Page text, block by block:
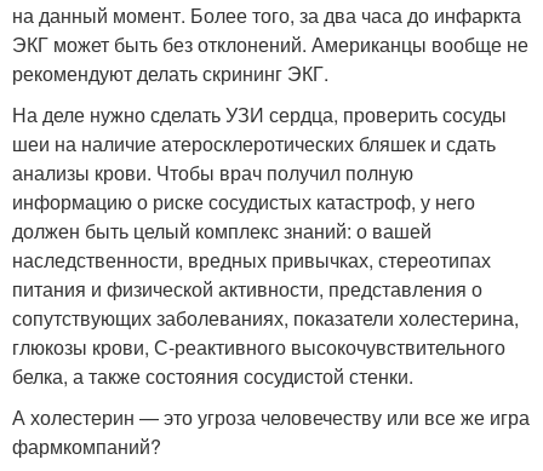
на данный момент. Более того, за два часа до инфаркта
ЭКГ может быть без отклонений. Американцы вообще не
рекомендуют делать скрининг ЭКГ.
На деле нужно сделать УЗИ сердца, проверить сосуды
шеи на наличие атеросклеротических бляшек и сдать
анализы крови. Чтобы врач получил полную
информацию о риске сосудистых катастроф, у него
должен быть целый комплекс знаний: о вашей
наследственности, вредных привычках, стереотипах
питания и физической активности, представления о
сопутствующих заболеваниях, показатели холестерина,
глюкозы крови, С-реактивного высокочувствительного
белка, а также состояния сосудистой стенки.
А холестерин — это угроза человечеству или все же игра
фармкомпаний?